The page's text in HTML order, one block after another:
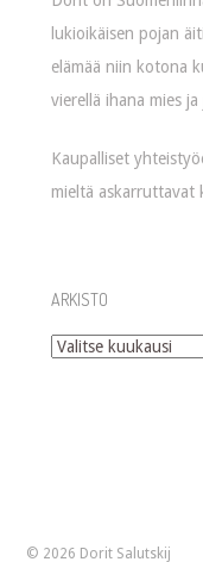
lukioikäisen pojan
elämää niin kotona
vierellä ihana mies
Kaupalliset
mieltä askarruttavat
ARKISTO
Arkisto
© 2026 Dorit Salutskij